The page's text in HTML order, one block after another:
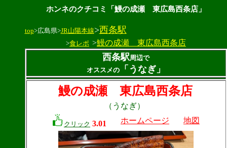
ホンネのクチコミ「鰻の成瀬 東広島西条店」
top>広島県>JR山陽本線>西条駅
>食レポ >鰻の成瀬 東広島西条店
西条駅周辺で
オススメの
「うなぎ」
鰻の成瀬 東広島西条店
（うなぎ）
クリック 3.01 ホームページ 地図